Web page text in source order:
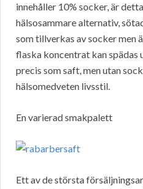
innehåller 10% socker, är
hälsosammare alternativ,
som tillverkas av socker men
flaska koncentrat kan spädas
precis som saft, men utan
hälsomedveten livsstil.
En varierad smakpalett
Ett av de största